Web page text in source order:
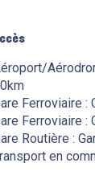
Ferroviaire :
Ferroviaire :
Routière :
en